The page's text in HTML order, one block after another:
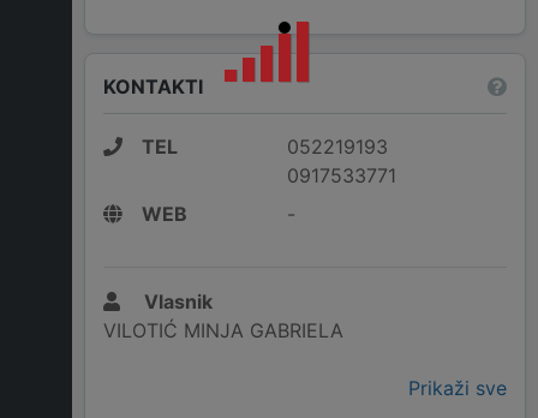
KONTAKTI
TEL
052219193
0917533771
WEB
-
Vlasnik
VILOTIĆ MINJA GABRIELA
Prikaži sve